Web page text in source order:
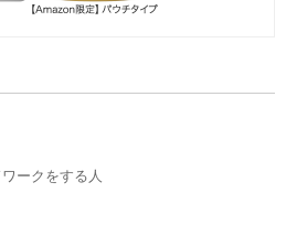
ークをする人